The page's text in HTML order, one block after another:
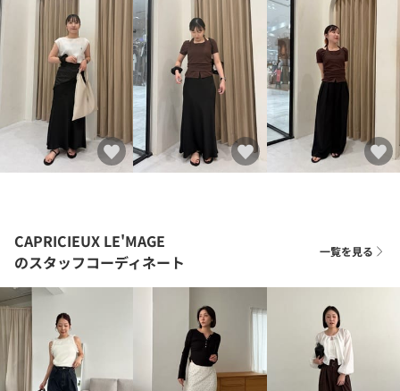
CAPRICIEUX LE'MAGE
のスタッフコーディネート
一覧を見る